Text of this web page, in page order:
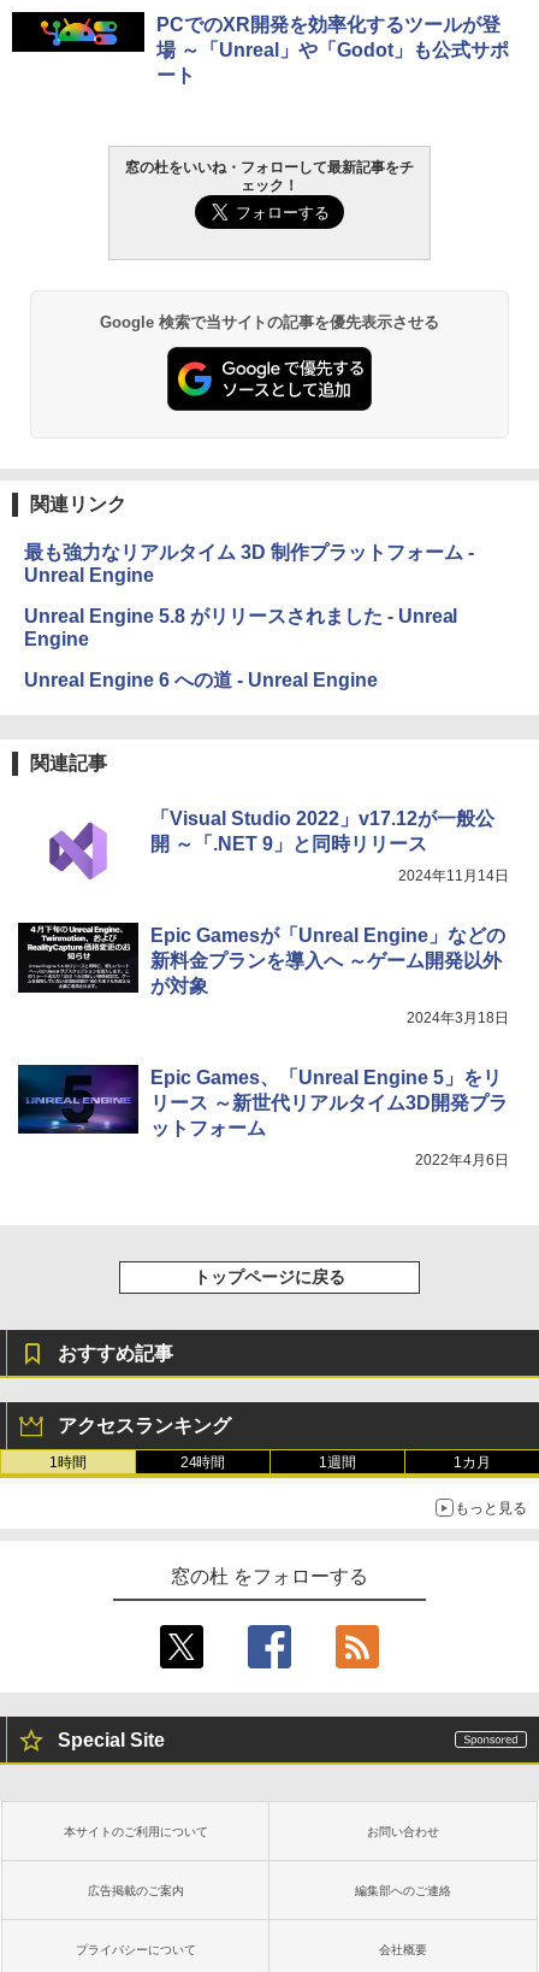
PCでのXR開発を効率化するツールが登
場 ～「Unreal」や「Godot」も公式サポ
ート
窓の杜をいいね・フォローして最新記事をチ
ェック！
Google 検索で当サイトの記事を優先表示させる
関連リンク
最も強力なリアルタイム 3D 制作プラットフォーム -
Unreal Engine
Unreal Engine 5.8 がリリースされました - Unreal
Engine
Unreal Engine 6 への道 - Unreal Engine
関連記事
「Visual Studio 2022」v17.12が一般公
開 ～「.NET 9」と同時リリース
2024年11月14日
Epic Gamesが「Unreal Engine」などの
新料金プランを導入へ ～ゲーム開発以外
が対象
2024年3月18日
Epic Games、「Unreal Engine 5」をリ
リース ～新世代リアルタイム3D開発プラ
ットフォーム
2022年4月6日
トップページに戻る
おすすめ記事
アクセスランキング
1時間 24時間 1週間 1カ月
もっと見る
窓の杜 をフォローする
Special Site
本サイトのご利用について お問い合わせ
広告掲載のご案内 編集部へのご連絡
プライバシーについて 会社概要